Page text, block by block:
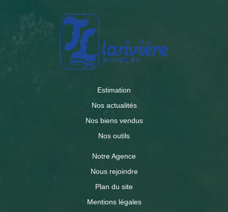
Estimation
Nos actualités
Nos biens vendus
Nos outils
Notre Agence
Nous rejoindre
Plan du site
Mentions légales